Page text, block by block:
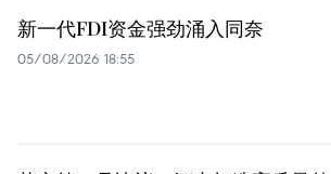
新一代FDI资金强劲涌入同奈
05/08/2026 18:55